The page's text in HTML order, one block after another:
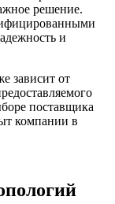
решение.
и
зависит от
поставщика
компании в